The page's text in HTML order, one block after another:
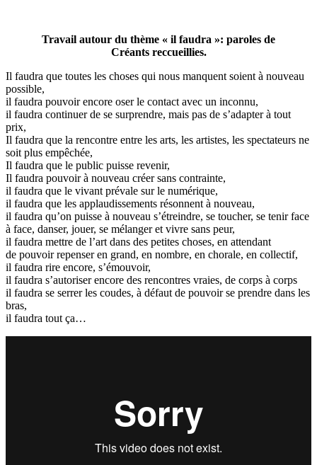
Travail autour du thème « il faudra »: paroles de
Créants reccueillies.
Il faudra que toutes les choses qui nous manquent soient à nouveau
possible,
il faudra pouvoir encore oser le contact avec un inconnu,
il faudra continuer de se surprendre, mais pas de s’adapter à tout
prix,
Il faudra que la rencontre entre les arts, les artistes, les spectateurs ne
soit plus empêchée,
Il faudra que le public puisse revenir,
Il faudra pouvoir à nouveau créer sans contrainte,
il faudra que le vivant prévale sur le numérique,
il faudra que les applaudissements résonnent à nouveau,
il faudra qu’on puisse à nouveau s’étreindre, se toucher, se tenir face
à face, danser, jouer, se mélanger et vivre sans peur,
il faudra mettre de l’art dans des petites choses, en attendant
de pouvoir repenser en grand, en nombre, en chorale, en collectif,
il faudra rire encore, s’émouvoir,
il faudra s’autoriser encore des rencontres vraies, de corps à corps
il faudra se serrer les coudes, à défaut de pouvoir se prendre dans les
bras,
il faudra tout ça…